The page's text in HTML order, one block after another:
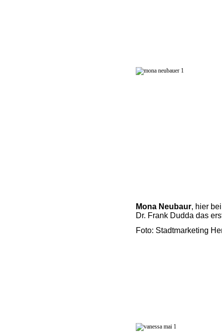
Mona Neubaur, hier
Dr. Frank Dudda das
Foto: Stadtmarketing